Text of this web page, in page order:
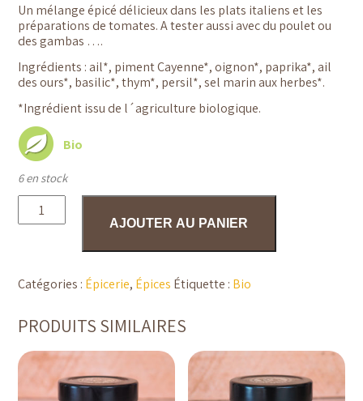
Un mélange épicé délicieux dans les plats italiens et les
préparations de tomates. A tester aussi avec du poulet ou
des gambas ….
Ingrédients : ail*, piment Cayenne*, oignon*, paprika*, ail
des ours*, basilic*, thym*, persil*, sel marin aux herbes*.
*Ingrédient issu de l´agriculture biologique.
Bio
6 en stock
quantité
Arrabbiata AJOUTER AU PANIER
Catégories : Épicerie, Épices Étiquette : Bio
PRODUITS SIMILAIRES